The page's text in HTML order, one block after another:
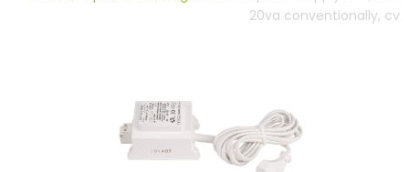
20va conventionally, cv